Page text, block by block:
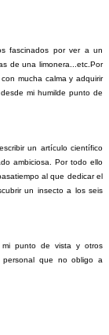
fascinados por ver a un
de una limonera...etc.Por
mucha calma y adquirir
mi humilde punto de
un artículo científico
ambiciosa. Por todo ello
al que dedicar el
un insecto a los seis
mi punto de vista y otros
personal que no obligo a